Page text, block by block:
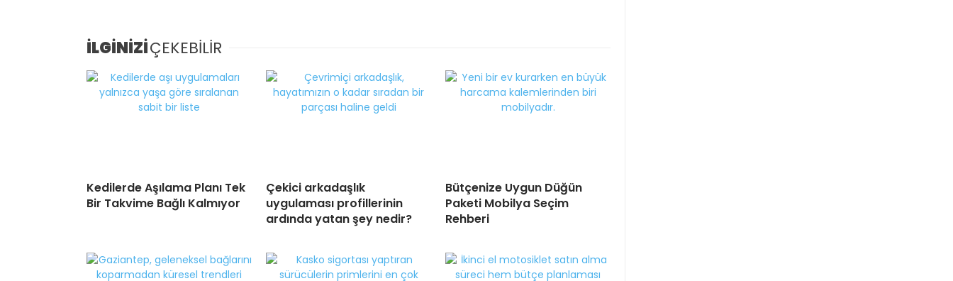
İLGİNİZİÇEKEBİLİR
Kedilerde Aşılama Planı Tek
Bir Takvime Bağlı Kalmıyor
Çekici arkadaşlık
uygulaması profillerinin
ardında yatan şey nedir?
Bütçenize Uygun Düğün
Paketi Mobilya Seçim
Rehberi